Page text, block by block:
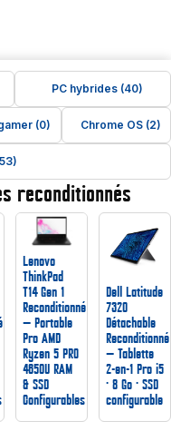
PC hybrides (40)
(0) Chrome OS (2)
reconditionnés
Lenovo
ThinkPad
T14 Gen 1
Reconditionné
— Portable
Pro AMD
Ryzen 5 PRO
4650U RAM
& SSD
Configurables
Dell Latitude
7320
Détachable
Reconditionné
— Tablette
2-en-1 Pro i5
· 8 Go · SSD
configurable